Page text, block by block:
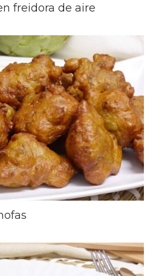
freidora de aire